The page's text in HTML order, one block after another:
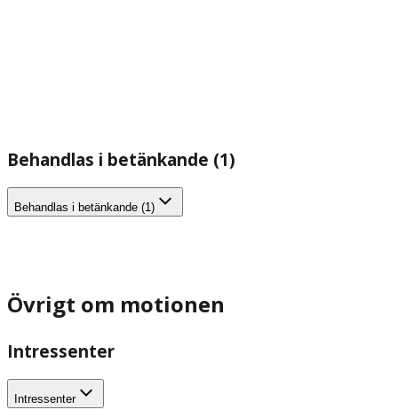
Behandlas i betänkande (1)
Behandlas i betänkande (1)
Övrigt om motionen
Intressenter
Intressenter